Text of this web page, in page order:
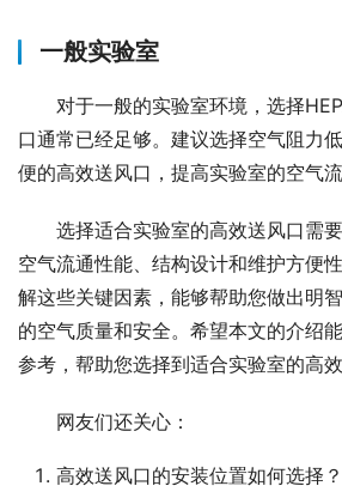
一般实验室
对于一般的实验室环境，选择
口通常已经足够。建议选择空气阻力
便的高效送风口，提高实验室的空气
选择适合实验室的高效送风口需
空气流通性能、结构设计和维护方便
解这些关键因素，能够帮助您做出明
的空气质量和安全。希望本文的介绍
参考，帮助您选择到适合实验室的高效
网友们还关心：
高效送风口的安装位置如何选择？